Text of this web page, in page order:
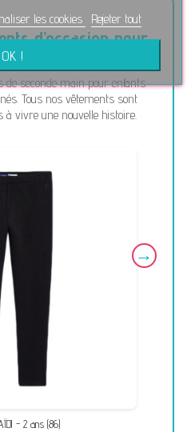
d’occasion pour
de seconde main pour enfants
Tous nos vêtements sont
vivre une nouvelle histoire.
- 2 ans (86)
les cookies Rejeter tout
OK !